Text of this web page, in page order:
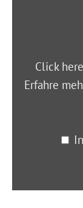
Click
Erfahre